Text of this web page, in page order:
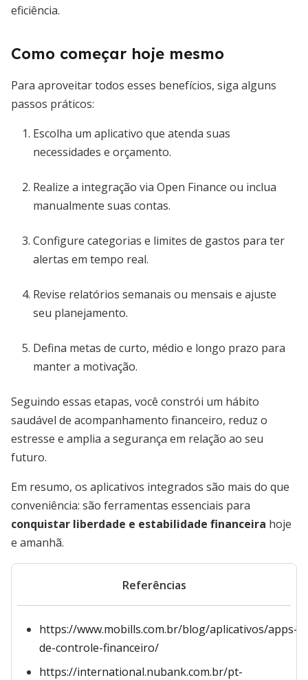
eficiência.
Como começar hoje mesmo
Para aproveitar todos esses benefícios, siga alguns
passos práticos:
Escolha um aplicativo que atenda suas
necessidades e orçamento.
Realize a integração via Open Finance ou inclua
manualmente suas contas.
Configure categorias e limites de gastos para ter
alertas em tempo real.
Revise relatórios semanais ou mensais e ajuste
seu planejamento.
Defina metas de curto, médio e longo prazo para
manter a motivação.
Seguindo essas etapas, você constrói um hábito
saudável de acompanhamento financeiro, reduz o
estresse e amplia a segurança em relação ao seu
futuro.
Em resumo, os aplicativos integrados são mais do que
conveniência: são ferramentas essenciais para
conquistar liberdade e estabilidade financeira hoje
e amanhã.
Referências
https://www.mobills.com.br/blog/aplicativos/apps-
de-controle-financeiro/
https://international.nubank.com.br/pt-